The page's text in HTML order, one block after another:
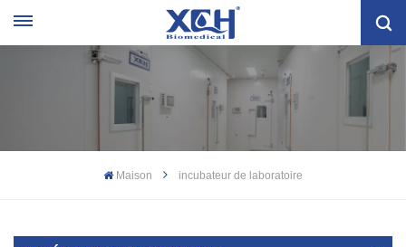
Maison incubateur de laboratoire